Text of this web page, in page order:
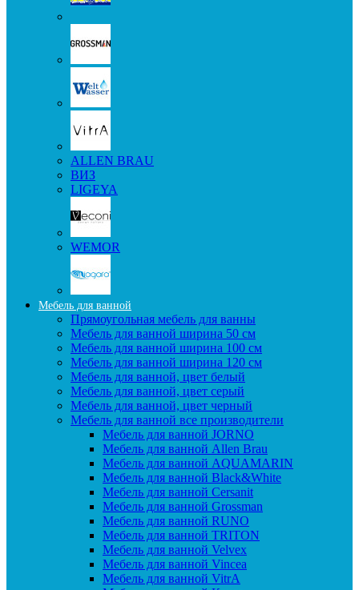
ALLEN BRAU
ВИЗ
LIGEYA
WEMOR
Мебель для ванной
Прямоугольная мебель для ванны
Мебель для ванной ширина 50 см
Мебель для ванной ширина 100 см
Мебель для ванной ширина 120 см
Мебель для ванной, цвет белый
Мебель для ванной, цвет серый
Мебель для ванной, цвет черный
Мебель для ванной все производители
Мебель для ванной JORNO
Мебель для ванной Allen Brau
Мебель для ванной AQUAMARIN
Мебель для ванной Black&White
Мебель для ванной Cersanit
Мебель для ванной Grossman
Мебель для ванной RUNO
Мебель для ванной TRITON
Мебель для ванной Velvex
Мебель для ванной Vincea
Мебель для ванной VitrA